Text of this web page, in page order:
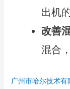
出机
改善
混合
广州市哈尔技术有